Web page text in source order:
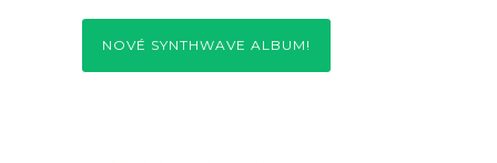
NOVÉ SYNTHWAVE ALBUM!